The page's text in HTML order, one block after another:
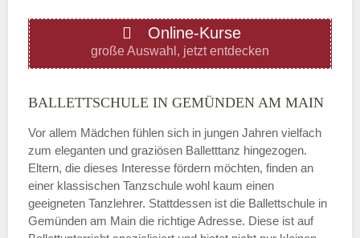
Donnerstag
—
ÖFFNUNGSZEITEN HINZUFÜGEN
Freitag
Online-Kurse
große Auswahl, jetzt entdecken
BALLETTSCHULE IN GEMÜNDEN AM MAIN
Vor allem Mädchen fühlen sich in jungen Jahren vielfach
zum eleganten und graziösen Balletttanz hingezogen.
Eltern, die dieses Interesse fördern möchten, finden an
einer klassischen Tanzschule wohl kaum einen
geeigneten Tanzlehrer. Stattdessen ist die Ballettschule in
Gemünden am Main die richtige Adresse. Diese ist auf